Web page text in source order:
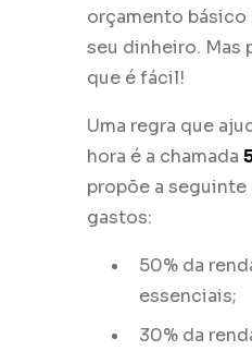
orçamento básico
seu dinheiro. Mas
que é fácil!
Uma regra que
hora é a chamada
propõe a
gastos:
50% da
essenciais;
30% da